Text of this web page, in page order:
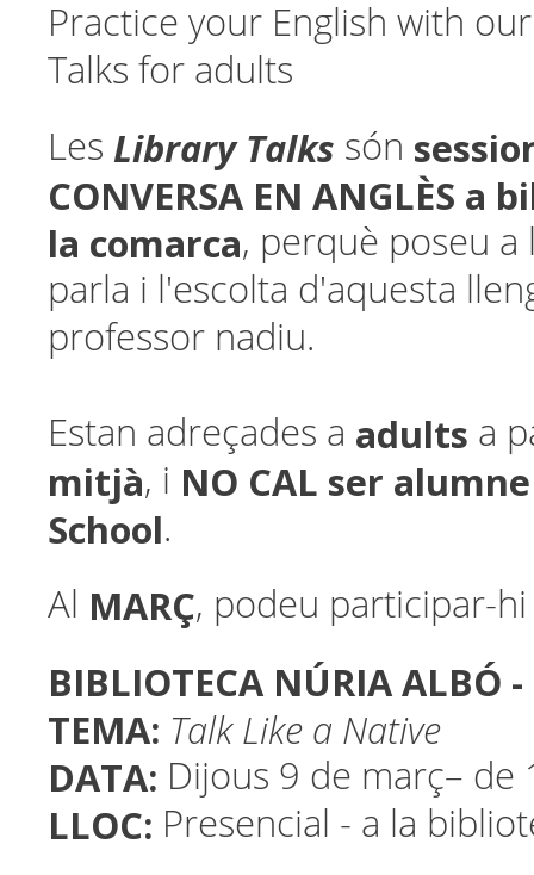
Practice your English with
Talks for adults
Les Library Talks són
CONVERSA EN ANGLÈS a
la comarca, perquè poseu a
parla i l'escolta d'aquesta
professor nadiu.
Estan adreçades a adults a
mitjà, i NO CAL ser
School.
Al MARÇ, podeu participar-hi
BIBLIOTECA NÚRIA ALBÓ -
TEMA: Talk Like a Native
DATA: Dijous 9 de març– de
LLOC: Presencial - a la